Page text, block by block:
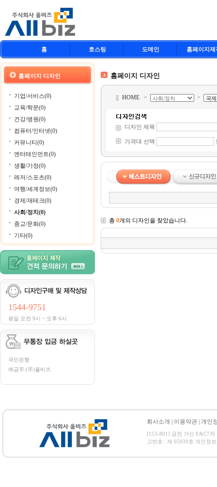
홈 호스팅 도메인 홈페이지제
홈페이지 디자인
기업/서비스(0)
교육/학문(0)
건강/병원(0)
컴퓨터/인터넷(0)
커뮤니티(0)
엔터테인먼트(0)
생활/가정(0)
레저/스포츠(0)
여행/세계정보(0)
경제/재테크(0)
사회/정치(0)
종교/문화(0)
기타(0)
1544-9751
평일 오전 9시 ~ 오후 6시
국민은행
예금주:(주)올비즈
홈페이지 디자인
HOME > >
디자인 제목
가격대 선택
총 0개의 디자인을 찾았습니다.
회사소개 이용약관 |개인
[153-801] 금천 가산 E&C7차
고번호 : 제 05939호 개인정